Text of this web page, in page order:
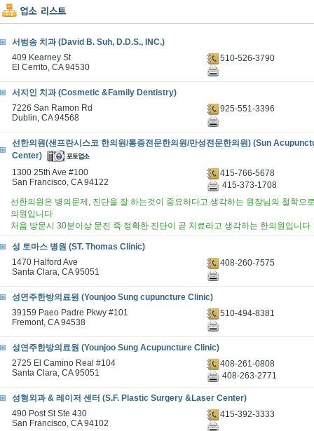
서범송 치과 (David B. Suh, D.D.S., INC.)
409 Kearney St
El Cerrito, CA 94530
510-526-3790
서지인 치과 (Cosmetic &Family Dentistry)
7226 San Ramon Rd
Dublin, CA 94568
925-551-3396
선한의원(샌프란시스코 한의원/통증전문한의원/만성전문한의원) (Sun
Center)
1300 25th Ave #100
San Francisco, CA 94122
415-766-5678
415-373-1708
선한의원은 병의문제, 진단을 잘 하는것이 중요하다고 생각하는 원장님의 철학으
의원입니다
처음 방문시 30분이상 문진 즉 정확한 진단이 곧 치료라고 생각하는 한의원입니다
성 토마스 병원 (ST. Thomas Clinic)
1470 Halford Ave
Santa Clara, CA 95051
408-260-7575
성연주한방의료원 (Younjoo Sung cupuncture Clinic)
39159 Paeo Padre Pkwy #101
Fremont, CA 94538
510-494-8381
성연주한방의료원 (Younjoo Sung Acupuncture Clinic)
2725 El Camino Real #104
Santa Clara, CA 95051
408-261-0808
408-263-2771
성형외과 & 레이저 센터 (S.F. Plastic Surgery &Laser Center)
490 Post St Ste 430
San Francisco, CA 94102
415-392-3333